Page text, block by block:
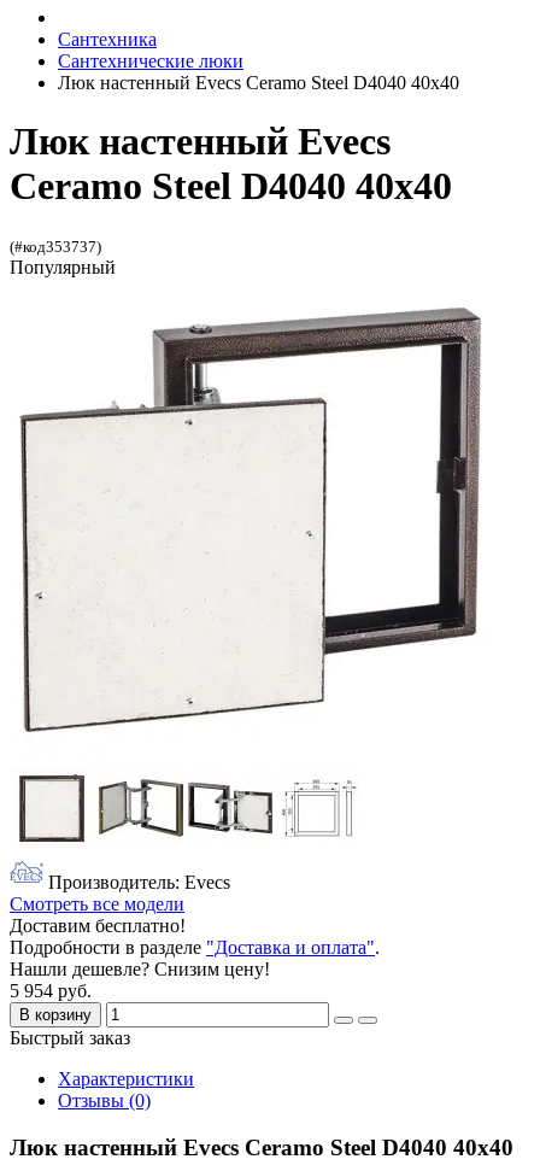
Сантехника
Сантехнические люки
Люк настенный Evecs Ceramo Steel D4040 40x40
Люк настенный Evecs
Ceramo Steel D4040 40x40
(#код353737)
Популярный
Производитель: Evecs
Смотреть все модели
Доставим бесплатно!
Подробности в разделе "Доставка и оплата".
Нашли дешевле? Снизим цену!
5 954 руб.
В корзину
Быстрый заказ
Характеристики
Отзывы (0)
Люк настенный Evecs Ceramo Steel D4040 40x40